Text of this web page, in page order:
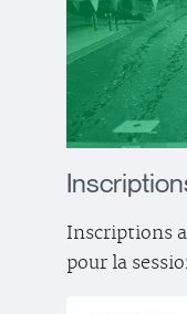
Inscriptions
pour la